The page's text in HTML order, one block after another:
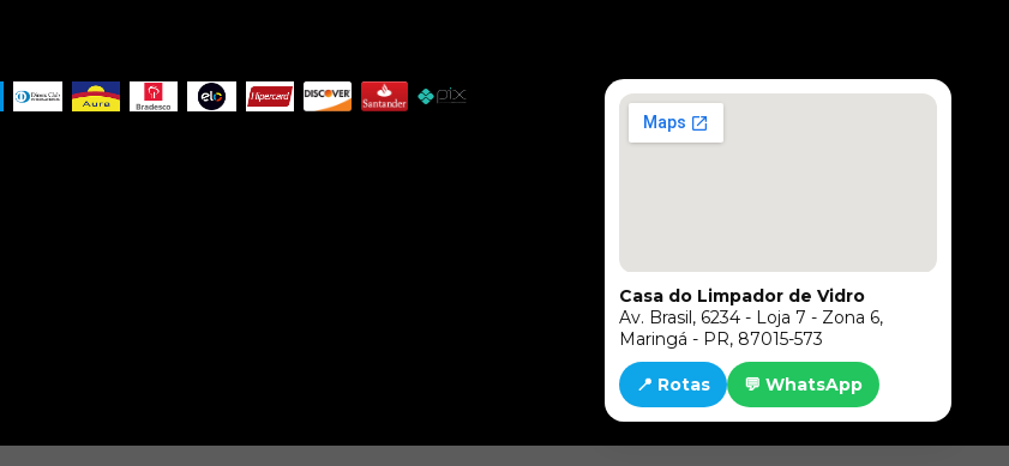
Casa do Limpador de Vidro
Av. Brasil, 6234 - Loja 7 - Zona 6,
Maringá - PR, 87015-573
📍 Rotas 💬 WhatsApp